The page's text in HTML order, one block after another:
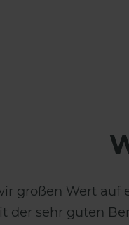
großen Wert
der sehr guten